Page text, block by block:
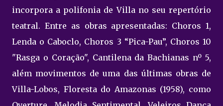
incorpora a polifonia de Villa no seu repertório
teatral. Entre as obras apresentadas: Choros 1,
Lenda o Caboclo, Choros 3 “Pica-Pau”, Choros 10
"Rasga o Coração", Cantilena da Bachianas nº 5,
além movimentos de uma das últimas obras de
Villa-Lobos, Floresta do Amazonas (1958), como